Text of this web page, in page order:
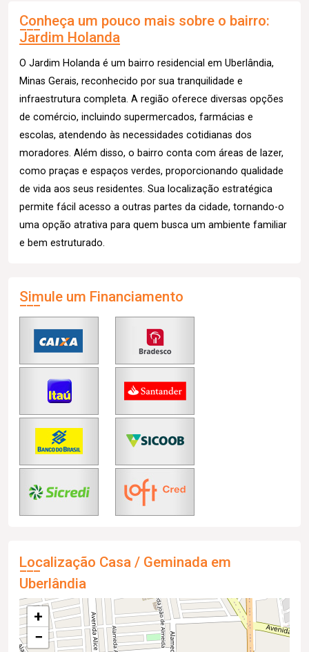
Conheça um pouco mais sobre o bairro:
Jardim Holanda
O Jardim Holanda é um bairro residencial em Uberlândia,
Minas Gerais, reconhecido por sua tranquilidade e
infraestrutura completa. A região oferece diversas opções
de comércio, incluindo supermercados, farmácias e
escolas, atendendo às necessidades cotidianas dos
moradores. Além disso, o bairro conta com áreas de lazer,
como praças e espaços verdes, proporcionando qualidade
de vida aos seus residentes. Sua localização estratégica
permite fácil acesso a outras partes da cidade, tornando-o
uma opção atrativa para quem busca um ambiente familiar
e bem estruturado.
Simule um Financiamento
Localização Casa / Geminada em
Uberlândia
+
−